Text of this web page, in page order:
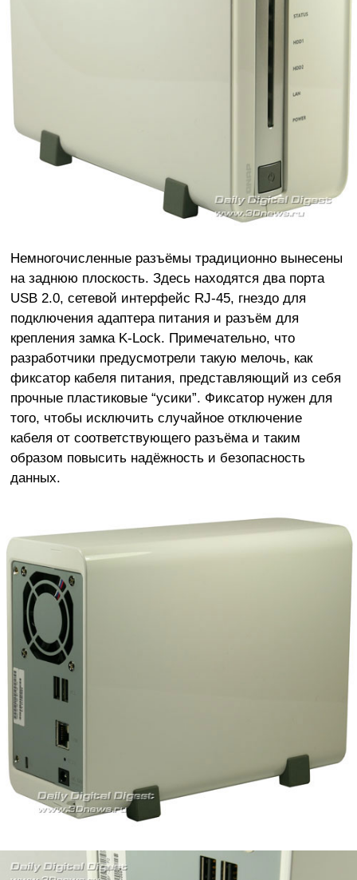
Немногочисленные разъёмы традиционно вынесены
на заднюю плоскость. Здесь находятся два порта
USB 2.0, сетевой интерфейс RJ-45, гнездо для
подключения адаптера питания и разъём для
крепления замка K-Lock. Примечательно, что
разработчики предусмотрели такую мелочь, как
фиксатор кабеля питания, представляющий из себя
прочные пластиковые “усики”. Фиксатор нужен для
того, чтобы исключить случайное отключение
кабеля от соответствующего разъёма и таким
образом повысить надёжность и безопасность
данных.